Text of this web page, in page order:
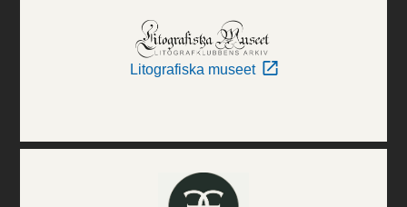
Litografiska museet